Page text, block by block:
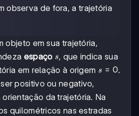
observa de fora, a trajetória
objeto em sua trajetória,
espaço s
s, que indica sua
em relação à origem s
s = 0.
positivo ou negativo,
da trajetória. Na
quilométricos nas estradas